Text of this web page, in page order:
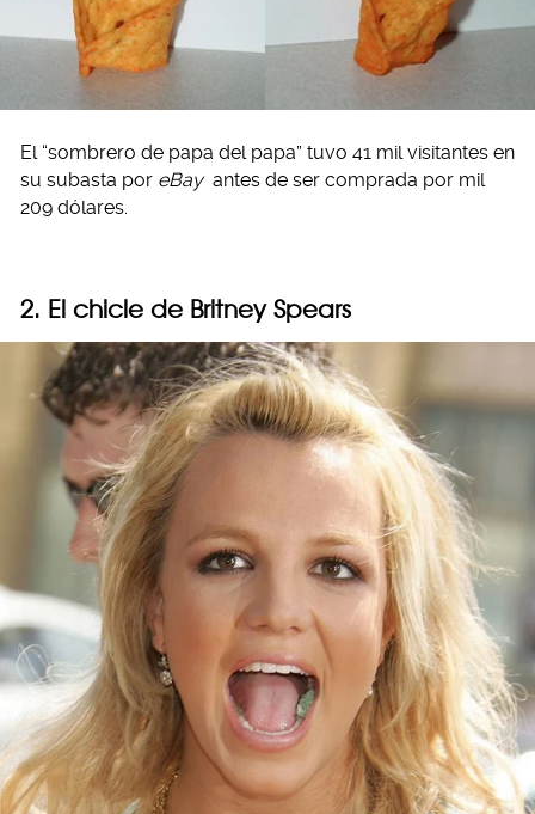
El “sombrero de papa del papa” tuvo 41 mil visitantes en
su subasta por eBay antes de ser comprada por mil
209 dólares.
2. El chicle de Britney Spears